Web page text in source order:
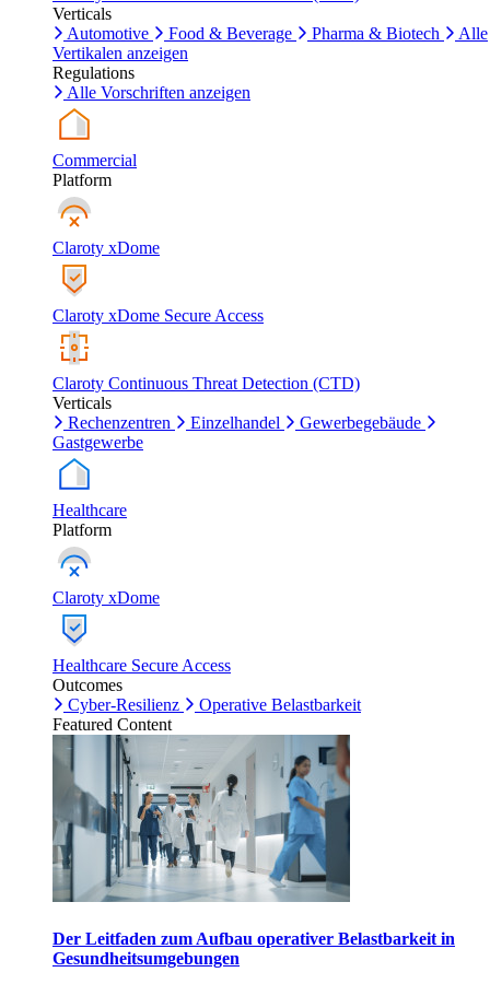
Verticals
Automotive
Food & Beverage Pharma & Biotech
Alle
Vertikalen anzeigen
Regulations
Alle Vorschriften anzeigen
Commercial
Platform
Claroty xDome
Claroty xDome Secure Access
Claroty Continuous Threat Detection (CTD)
Verticals
Rechenzentren
Einzelhandel
Gewerbegebäude
Gastgewerbe
Healthcare
Platform
Claroty xDome
Healthcare Secure Access
Outcomes
Cyber-Resilienz
Operative Belastbarkeit
Featured Content
Der Leitfaden zum Aufbau operativer Belastbarkeit in
Gesundheitsumgebungen